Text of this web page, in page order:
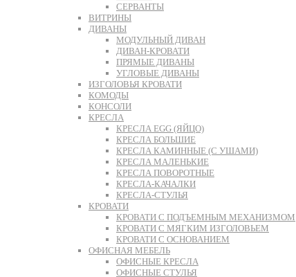
СЕРВАНТЫ
ВИТРИНЫ
ДИВАНЫ
МОДУЛЬНЫЙ ДИВАН
ДИВАН-КРОВАТИ
ПРЯМЫЕ ДИВАНЫ
УГЛОВЫЕ ДИВАНЫ
ИЗГОЛОВЬЯ КРОВАТИ
КОМОДЫ
КОНСОЛИ
КРЕСЛА
КРЕСЛА EGG (ЯЙЦО)
КРЕСЛА БОЛЬШИЕ
КРЕСЛА КАМИННЫЕ (С УШАМИ)
КРЕСЛА МАЛЕНЬКИЕ
КРЕСЛА ПОВОРОТНЫЕ
КРЕСЛА-КАЧАЛКИ
КРЕСЛА-СТУЛЬЯ
КРОВАТИ
КРОВАТИ С ПОДЪЕМНЫМ МЕХАНИЗМОМ
КРОВАТИ С МЯГКИМ ИЗГОЛОВЬЕМ
КРОВАТИ С ОСНОВАНИЕМ
ОФИСНАЯ МЕБЕЛЬ
ОФИСНЫЕ КРЕСЛА
ОФИСНЫЕ СТУЛЬЯ